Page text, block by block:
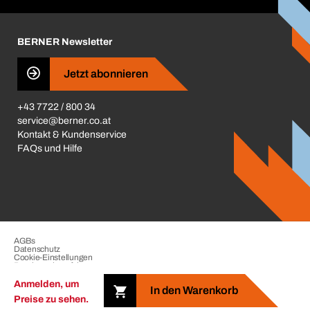
Anmelden, um
Preise zu sehen.
In den Warenkorb
Presse
Business Conduct
BERNER Newsletter
Jetzt abonnieren
+43 7722 / 800 34
service@berner.co.at
Kontakt & Kundenservice
FAQs und Hilfe
Copyright © 2026. The BERNER Group. All rights reserved.
AGBs
Datenschutz
Cookie-Einstellungen
Beschwerdeverfahren